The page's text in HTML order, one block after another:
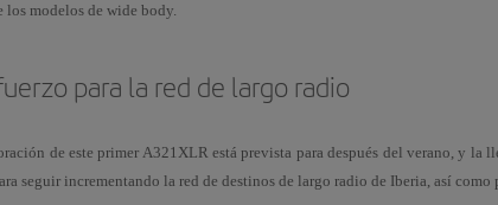
los modelos de wide body.
para la red de largo radio
de este primer A321XLR está prevista para después del verano, y la
seguir incrementando la red de destinos de largo radio de Iberia, así